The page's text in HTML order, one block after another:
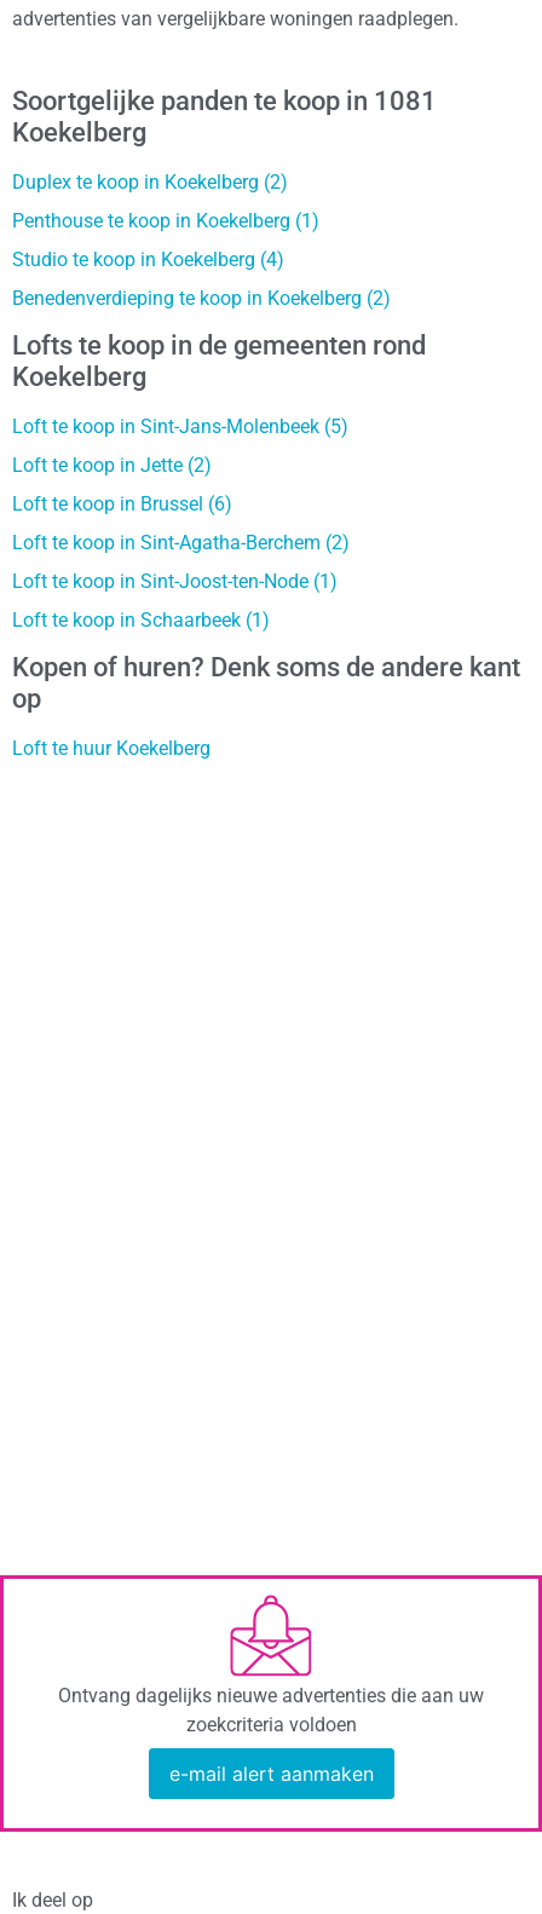
advertenties van vergelijkbare woningen raadplegen.
Soortgelijke panden te koop in 1081
Koekelberg
Duplex te koop in Koekelberg (2)
Penthouse te koop in Koekelberg (1)
Studio te koop in Koekelberg (4)
Benedenverdieping te koop in Koekelberg (2)
Lofts te koop in de gemeenten rond
Koekelberg
Loft te koop in Sint-Jans-Molenbeek (5)
Loft te koop in Jette (2)
Loft te koop in Brussel (6)
Loft te koop in Sint-Agatha-Berchem (2)
Loft te koop in Sint-Joost-ten-Node (1)
Loft te koop in Schaarbeek (1)
Kopen of huren? Denk soms de andere kant
op
Loft te huur Koekelberg
Ontvang dagelijks nieuwe advertenties die aan uw
zoekcriteria voldoen
e-mail alert aanmaken
Ik deel op